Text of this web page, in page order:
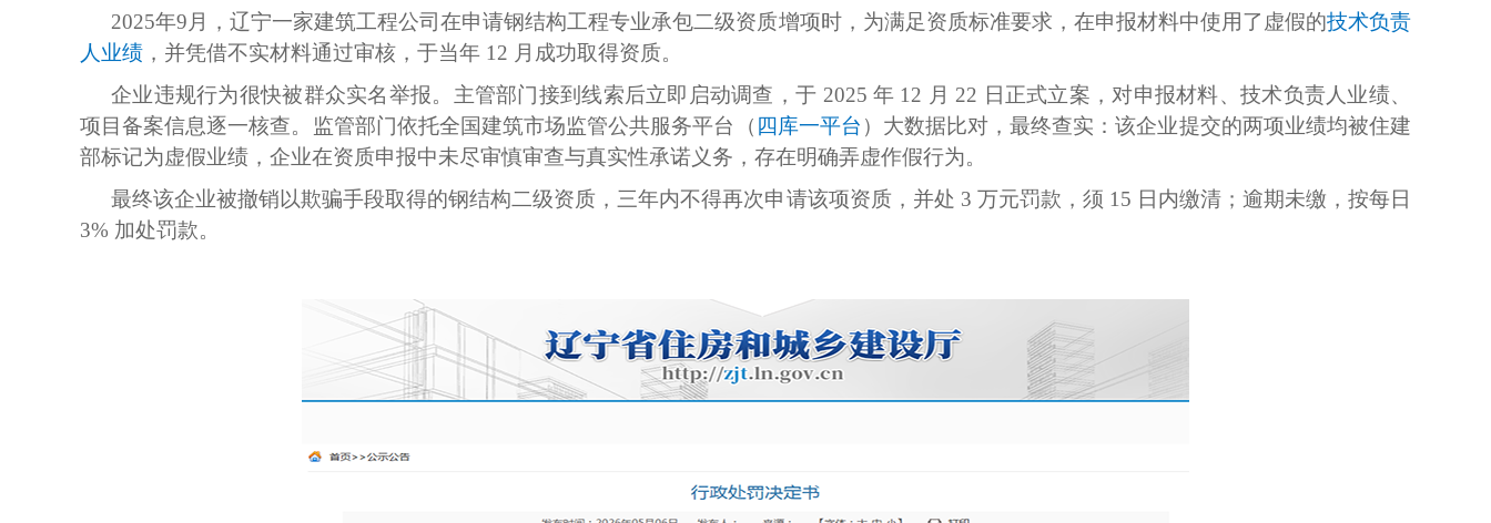
2025年9月，辽宁一家建筑工程公司在申请钢结构工程专业承包二级资质增项时，为满足资质标准要求，在申报材料中使用了虚假的技术负责
人业绩 ，并凭借不实材料通过审核，于当年 12 月成功取得资质。
企业违规行为很快被群众实名举报。主管部门接到线索后立即启动调查，于 2025 年 12 月 22 日正式立案，对申报材料、技术负责人业绩、
项目备案信息逐一核查。监管部门依托全国建筑市场监管公共服务平台（ 四库一平台 ）大数据比对，最终查实：该企业提交的两项业绩均被住建
部标记为虚假业绩，企业在资质申报中未尽审慎审查与真实性承诺义务，存在明确弄虚作假行为。
最终该企业被撤销以欺骗手段取得的钢结构二级资质，三年内不得再次申请该项资质，并处 3 万元罚款，须 15 日内缴清；逾期未缴，按每日
3% 加处罚款。